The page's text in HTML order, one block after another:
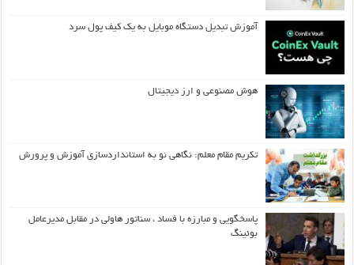
آموزش تبدیل دستگاه موبایل به یک کیف‌ پول سرد
هوش مصنوعی و ارز دیجیتال
تکریم مقام معلم: نگاهی نو به استانداردسازی آموزش و پرورش
پاسخگویی و مبارزه با فساد ، سناتور هاولی در مقابل مدیرعامل
بوئینگ